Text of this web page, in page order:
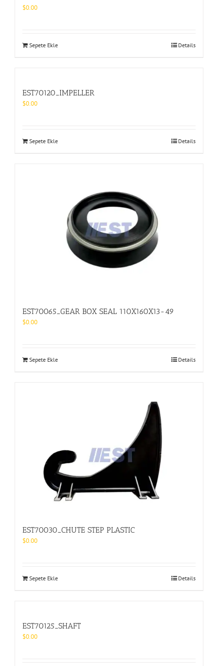
$0.00
Sepete Ekle Details
EST70120_IMPELLER
$0.00
Sepete Ekle Details
EST70065_GEAR BOX SEAL 110X160X13-49
$0.00
Sepete Ekle Details
EST70030_CHUTE STEP PLASTIC
$0.00
Sepete Ekle Details
EST70125_SHAFT
$0.00